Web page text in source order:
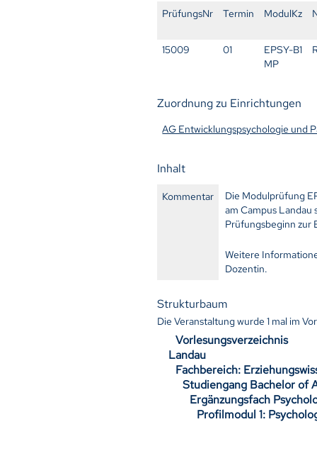
PrüfungsNr Termin ModulKz
15009 01
EPSY-B1
MP
Zuordnung zu Einrichtungen
AG Entwicklungspsychologie und
Inhalt
Kommentar
Die Modulprüfung
am Campus
Prüfungsbeginn zur
Weitere
Dozentin.
Strukturbaum
Die Veranstaltung wurde1 mal im
Vorlesungsverzeichnis
Landau
Fachbereich:
Studiengang Bachelor of
Ergänzungsfach
Profilmodul 1: